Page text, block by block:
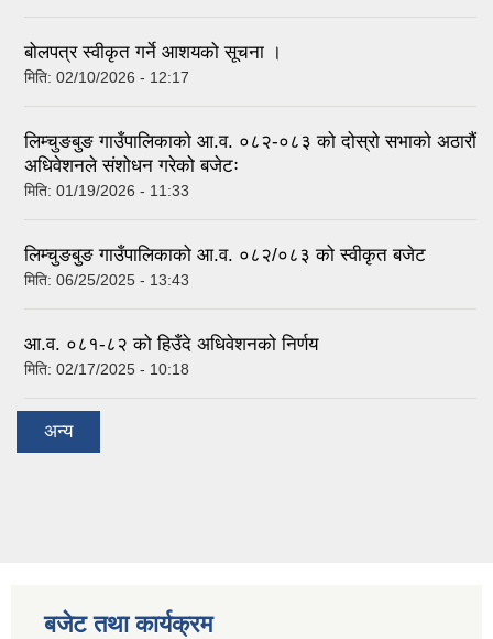
बोलपत्र स्वीकृत गर्ने आशयको सूचना ।
मिति: 02/10/2026 - 12:17
लिम्चुङबुङ गाउँपालिकाको आ.व. ०८२-०८३ को दोस्रो सभाको अठारौं
अधिवेशनले संशोधन गरेको बजेटः
मिति: 01/19/2026 - 11:33
लिम्चुङबुङ गाउँपालिकाको आ.व. ०८२/०८३ को स्वीकृत बजेट
मिति: 06/25/2025 - 13:43
आ.व. ०८१-८२ को हिउँदे अधिवेशनको निर्णय
मिति: 02/17/2025 - 10:18
अन्य
बजेट तथा कार्यक्रम